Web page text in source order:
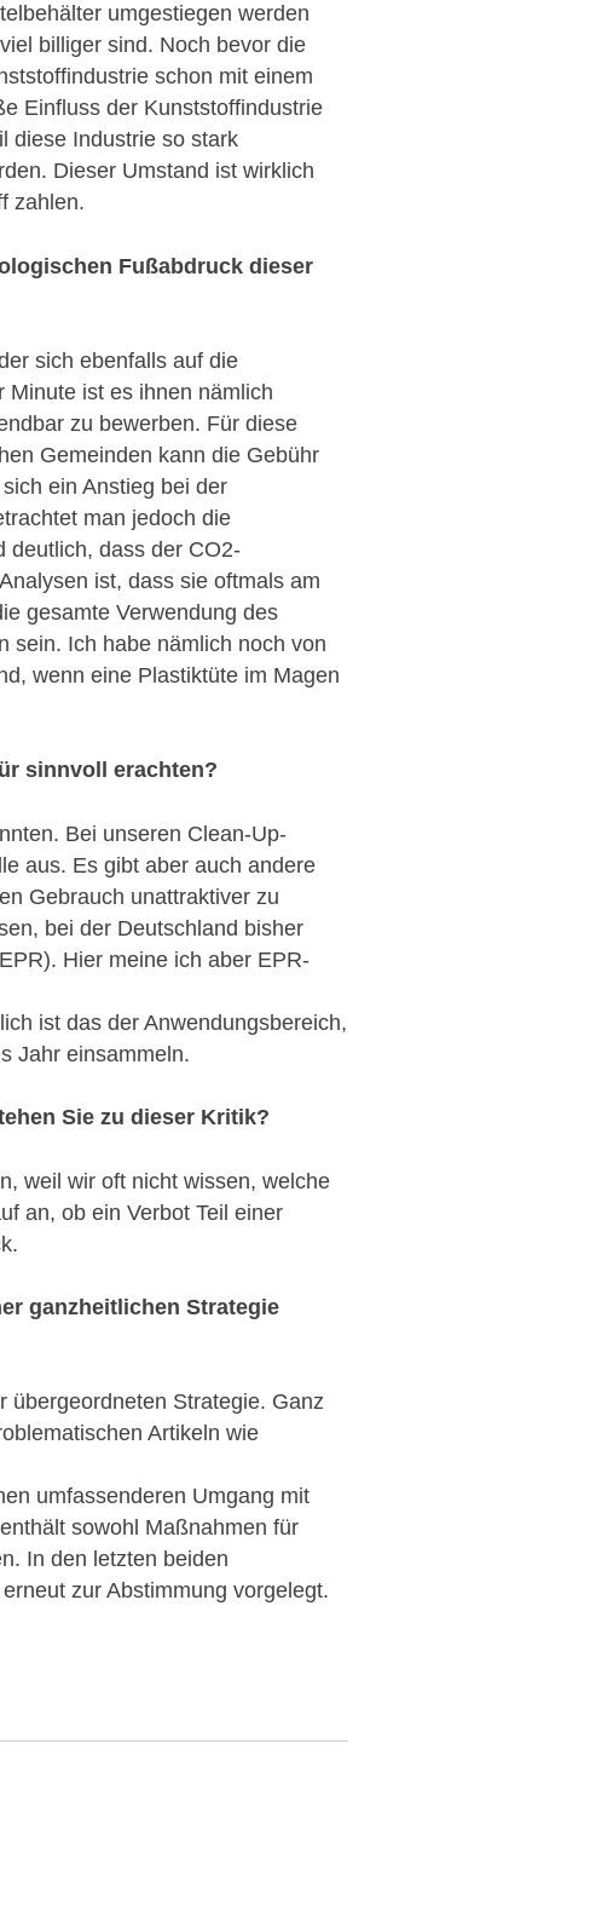
umgestiegen werden
billiger sind. Noch bevor die
schon mit einem
Einfluss der Kunststoffindustrie
diese Industrie so stark
Dieser Umstand ist wirklich
zahlen.
Fußabdruck dieser
sich ebenfalls auf die
ist es ihnen nämlich
zu bewerben. Für diese
Gemeinden kann die Gebühr
ein Anstieg bei der
man jedoch die
deutlich, dass der CO2-
ist, dass sie oftmals am
gesamte Verwendung des
sein. Ich habe nämlich noch von
wenn eine Plastiktüte im Magen
sinnvoll erachten?
Bei unseren Clean-Up-
aus. Es gibt aber auch andere
Gebrauch unattraktiver zu
bei der Deutschland bisher
Hier meine ich aber EPR-
ist das der Anwendungsbereich,
Jahr einsammeln.
Sie zu dieser Kritik?
weil wir oft nicht wissen, welche
an, ob ein Verbot Teil einer
ganzheitlichen Strategie
übergeordneten Strategie. Ganz
Artikeln wie
umfassenderen Umgang mit
sowohl Maßnahmen für
In den letzten beiden
zur Abstimmung vorgelegt.